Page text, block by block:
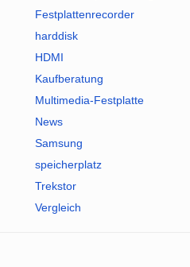
Festplattenrecorder
harddisk
HDMI
Kaufberatung
Multimedia-Festplatte
News
Samsung
speicherplatz
Trekstor
Vergleich